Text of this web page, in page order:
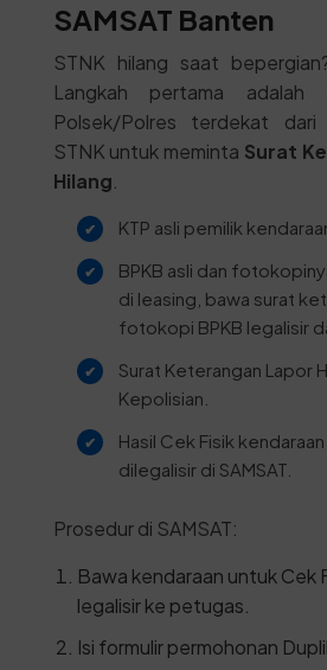
SAMSAT Banten
STNK hilang saat
Langkah pertama adalah
Polsek/Polres terdekat dari
STNK untuk meminta Surat
Hilang
KTP asli pemilik
BPKB asli dan
di leasing, bawa surat
fotokopi BPKB legalisir
Surat Keterangan Lapor
Kepolisian.
Hasil Cek Fisik
dilegalisir di SAMSAT.
Prosedur di SAMSAT:
Bawa kendaraan untuk Cek
legalisir ke petugas.
Isi formulir permohonan